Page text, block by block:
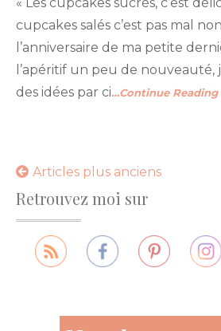
cupcakes salés c’est pas mal
l’anniversaire de ma petite
l’apéritif un peu de nouveauté,
des idées par ci…Continue Reading
Navigation
des
articles
Articles plus anciens
Retrouvez moi sur